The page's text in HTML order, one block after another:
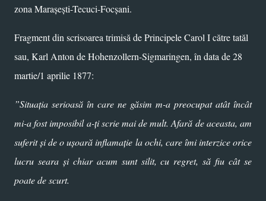
zona Marașești-Tecuci-Focșani.
Fragment din scrisoarea trimisă de Principele Carol I către tatăl
sau, Karl Anton de Hohenzollern-Sigmaringen, în data de 28
martie/1 aprilie 1877:
”Situația serioasă în care ne găsim m-a preocupat atât încât
mi-a fost imposibil a-ți scrie mai de mult. Afară de aceasta, am
suferit şi de o uşoară inflamație la ochi, care îmi interzice orice
lucru seara şi chiar acum sunt silit, cu regret, să fiu cât se
poate de scurt.